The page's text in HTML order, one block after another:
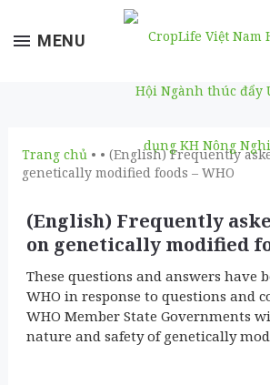
ToggleMENU
Trang chủ• • (English) Frequently
genetically modified foods – WHO
(English) Frequently
on genetically modified
These questions and answers have
WHO in response to questions and
WHO Member State Governments
nature and safety of genetically